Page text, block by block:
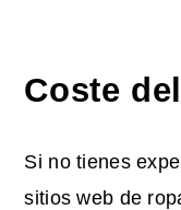
Coste
Si no tienes
sitios web de